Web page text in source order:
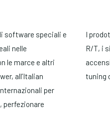
software speciali e
nelle
le marce e altri
all’Italian
per
perfezionare
I
R/T, i
tuning